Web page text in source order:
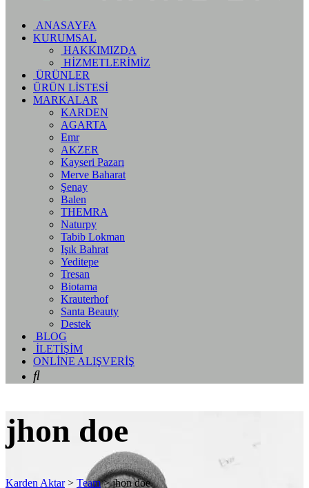
ANASAYFA
KURUMSAL
HAKKIMIZDA
HİZMETLERİMİZ
ÜRÜNLER
ÜRÜN LİSTESİ
MARKALAR
KARDEN
AGARTA
Emr
AKZER
Kayseri Pazarı
Merve Baharat
Şenay
Balen
THEMRA
Naturpy
Tabib Lokman
Işık Bahrat
Yeditepe
Tresan
Biotama
Krauterhof
Santa Beauty
Destek
BLOG
İLETİŞİM
ONLİNE ALIŞVERİŞ
jhon doe
Karden Aktar> Team>jhon doe